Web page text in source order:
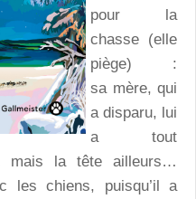
pour la
chasse (elle
piège) :
sa mère, qui
a disparu, lui
a tout
mais la tête ailleurs…
les chiens, puisqu’il a